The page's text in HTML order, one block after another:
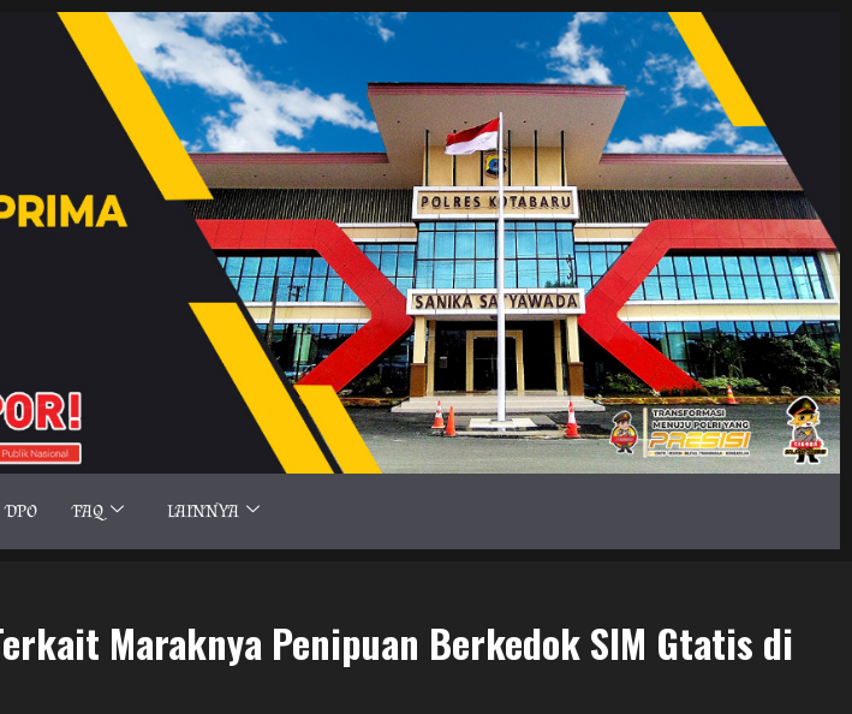
DPO FAQ LAINNYA
Maraknya Penipuan Berkedok SIM Gtatis di